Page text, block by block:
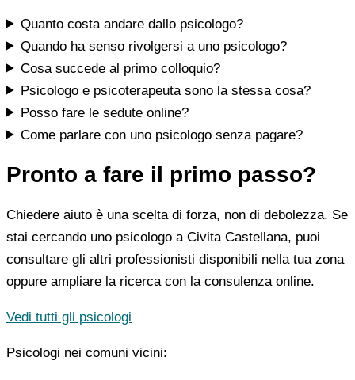
Quanto costa andare dallo psicologo?
Quando ha senso rivolgersi a uno psicologo?
Cosa succede al primo colloquio?
Psicologo e psicoterapeuta sono la stessa cosa?
Posso fare le sedute online?
Come parlare con uno psicologo senza pagare?
Pronto a fare il primo passo?
Chiedere aiuto è una scelta di forza, non di debolezza. Se
stai cercando uno psicologo a Civita Castellana, puoi
consultare gli altri professionisti disponibili nella tua zona
oppure ampliare la ricerca con la consulenza online.
Vedi tutti gli psicologi
Psicologi nei comuni vicini: